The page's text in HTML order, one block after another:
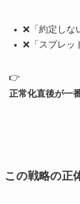
❌「約定しな
❌「スプレッ
👉
正常化直後が一
この戦略の正